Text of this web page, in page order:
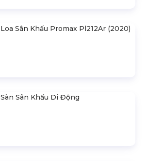
Loa Sân Khấu Promax Pl212Ar (2020)
Sàn Sân Khấu Di Động